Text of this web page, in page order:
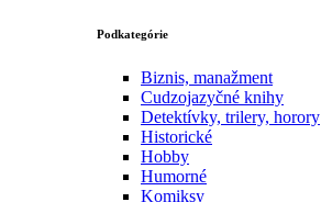
Podkategórie
Biznis, manažment
Cudzojazyčné knihy
Detektívky, trilery, horory
Historické
Hobby
Humorné
Komiksy